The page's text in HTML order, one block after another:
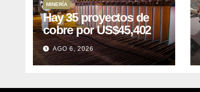
MINERÍA
Hay 35 proyectos de
cobre por US$45,402
millones que Perú
puede aprovechar
AGO 6, 2026